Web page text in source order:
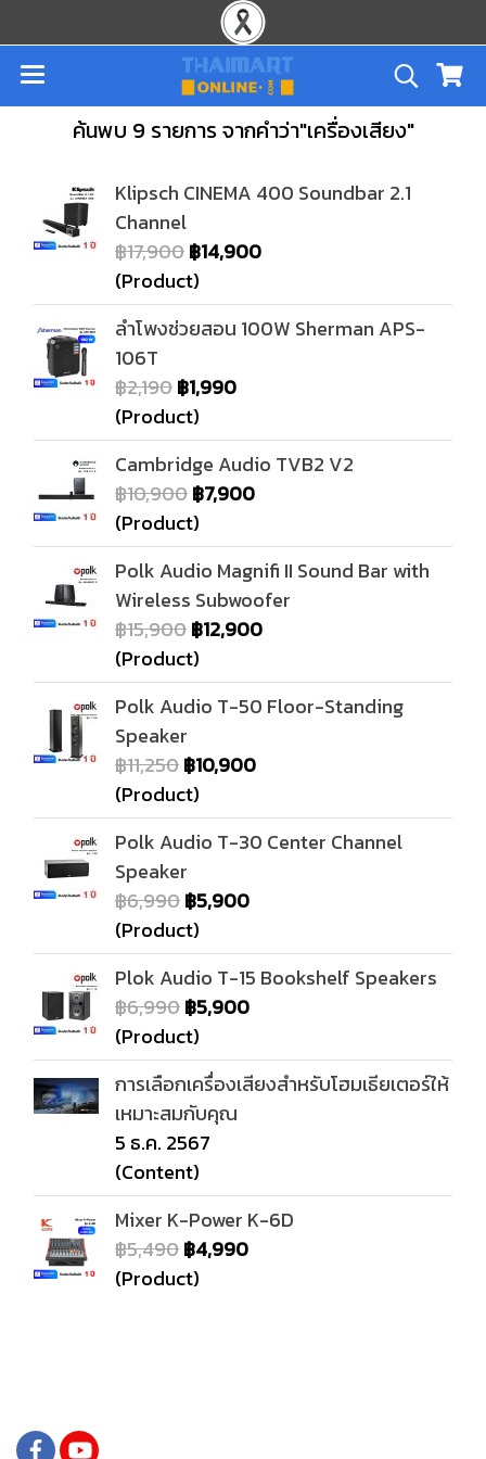
ค้นพบ 9 รายการ จากคำว่า"เครื่องเสียง"
Klipsch CINEMA 400 Soundbar 2.1
Channel
฿17,900฿14,900
(Product)
ลำโพงช่วยสอน 100W Sherman APS-
106T
฿2,190฿1,990
(Product)
Cambridge Audio TVB2 V2
฿10,900฿7,900
(Product)
Polk Audio Magnifi II Sound Bar with
Wireless Subwoofer
฿15,900฿12,900
(Product)
Polk Audio T-50 Floor-Standing
Speaker
฿11,250฿10,900
(Product)
Polk Audio T-30 Center Channel
Speaker
฿6,990฿5,900
(Product)
Plok Audio T-15 Bookshelf Speakers
฿6,990฿5,900
(Product)
การเลือกเครื่องเสียงสำหรับโฮมเธียเตอร์ให้
เหมาะสมกับคุณ
5 ธ.ค. 2567
(Content)
Mixer K-Power K-6D
฿5,490฿4,990
(Product)